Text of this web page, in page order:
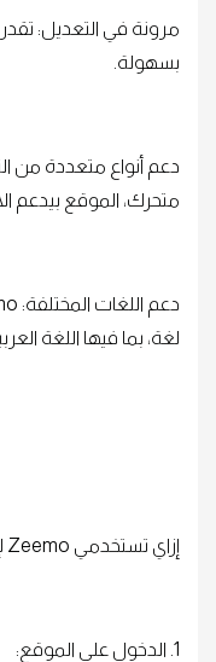
مرونة في التعديل:
بسهولة.
دعم أنواع متعددة من
متحرك، الموقع بيدعم
لغة، بما فيها اللغة
إزاي تستخدمي Zeemo لإضافة النص على الفيديو؟
1. الدخول على الموقع: